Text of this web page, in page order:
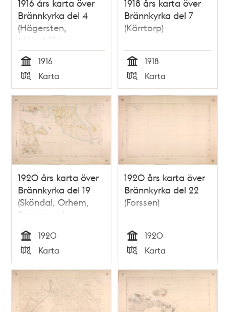
1916 års karta över
Brännkyrka del 4
(Hägersten,
Mälarhöjden,
Västberga och
Västertorp)
Tid
1916
Typ
Karta
1918 års karta över
Brännkyrka del 7
(Kärrtorp)
Tid
1918
Typ
Karta
1920 års karta över
Brännkyrka del 19
(Sköndal, Orhem,
Forssen och
Drevviken)
Tid
1920
Typ
Karta
1920 års karta över
Brännkyrka del 22
(Forssen)
Tid
1920
Typ
Karta